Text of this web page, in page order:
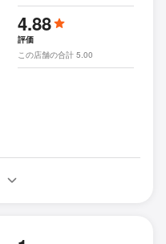
4.88
評価
この店舗の合計 5.00